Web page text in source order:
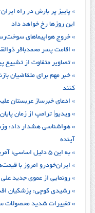
» پاییز پر بارش در راه
این روزها رخ خواهد داد
» خروج هواپیماهای
» اقامت پسر محمدباقر
» تصاویر متفاوت از تشییع
کنند
» ادعای خبرساز عربستان
» ویدیو| ترامپ از زمان
آینده
» به این ۵ دلیل اساسی؛ آمریکا بازنده جنگ ایران است
» ایران‌خودرو امروز با قیمت‌های
» رونمایی از عموی جدید
» رشیدی کوچی: پزشکیان